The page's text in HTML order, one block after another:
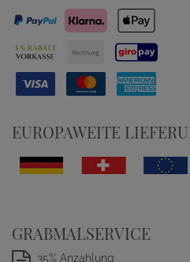
EUROPAWEITE
GRABMALSERVICE
35% Anzahlung